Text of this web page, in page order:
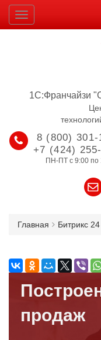
1С:Франчайзи
8 (800) 301-
+7 (424)
ПН-ПТ с 9:00 по
Главная Битрикс 24
продаж